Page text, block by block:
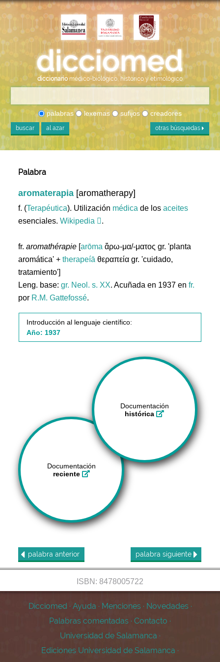
diccionario médico-biológico, histórico y etimológico
palabras lexemas sufijos creadores
buscar al azar otras búsquedas
Palabra
aromaterapia [aromatherapy]
f. (Terapéutica). Utilización médica de losaceites
esenciales.Wikipedia .
fr.aromathérapie [arōma ἄρω-μα/-ματος gr. 'planta
aromática' +therapeíā θεραπεία gr. 'cuidado,
tratamiento']
Leng. base:gr. Neol. s. XX. Acuñada en 1937 enfr.
por R.M. Gattefossé.
Introducción al lenguaje científico:
Año: 1937
Documentación
histórica
Documentación
reciente
palabra anterior palabra siguiente
ISBN: 8478005722
Dicciomed · Ayuda · Menciones · Novedades ·
Palabras comentadas · Contacto ·
Universidad de Salamanca ·
Ediciones Universidad de Salamanca ·